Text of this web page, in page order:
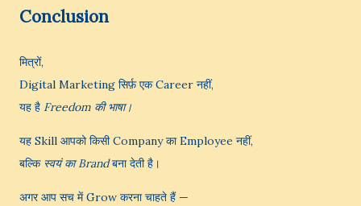
Conclusion
मित्रों,
Digital Marketing सिर्फ़ एक Career नहीं,
यह है Freedom की भाषा।
यह Skill आपको किसी Company का Employee नहीं,
बल्कि स्वयं का Brandबना देती है।
अगर आप सच में Grow करना चाहते हैं —